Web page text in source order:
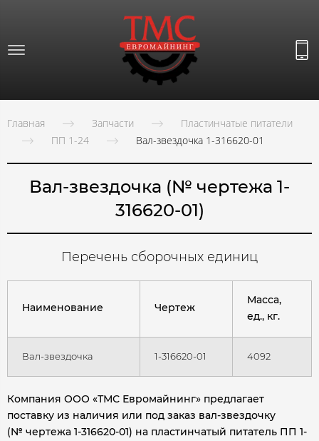
Главная Запчасти
Пластинчатые питатели
ПП 1-24
Вал-звездочка 1-316620-01
Вал-звездочка (№ чертежа 1-
316620-01)
Перечень сборочных единиц
Наименование Чертеж
Масса,
ед., кг.
Вал-звездочка 1-316620-01 4092
Компания ООО «ТМС Евромайнинг» предлагает
поставку из наличия или под заказ вал-звездочку
(№ чертежа 1-316620-01) на пластинчатый питатель ПП 1-